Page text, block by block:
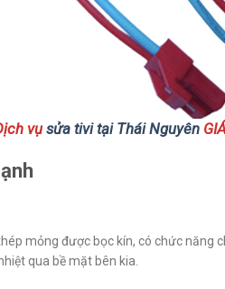
vụsửa tivi tại Thái Nguyên
mỏng được bọc kín, có chức
qua bề mặt bên kia.